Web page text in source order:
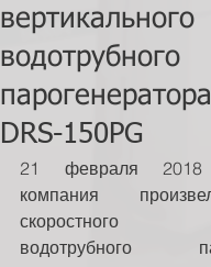
вертикального
водотрубного
DRS-150PG
21 февраля
компания
скоростного
водотрубного